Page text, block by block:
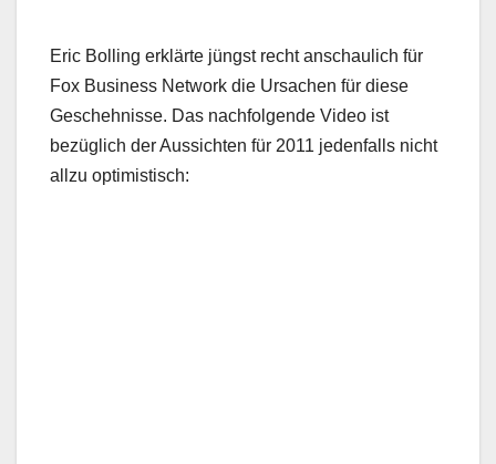
Eric Bolling erklärte jüngst recht anschaulich für
Fox Business Network die Ursachen für diese
Geschehnisse. Das nachfolgende Video ist
bezüglich der Aussichten für 2011 jedenfalls nicht
allzu optimistisch: